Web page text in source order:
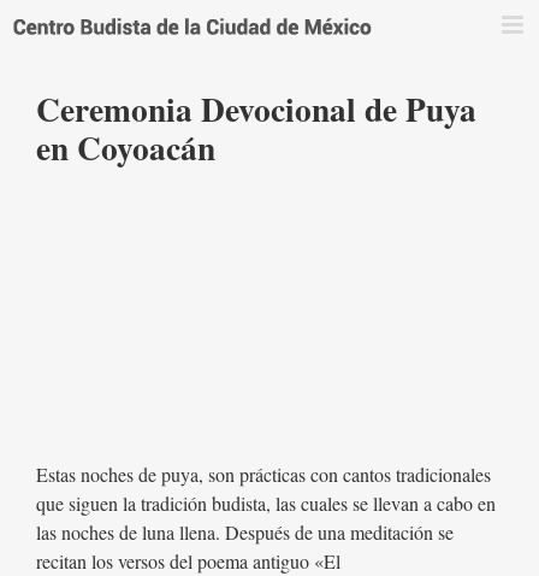
Ceremonia Devocional de Puya
en Coyoacán
Estas noches de puya, son prácticas con cantos tradicionales
que siguen la tradición budista, las cuales se llevan a cabo en
las noches de luna llena. Después de una meditación se
recitan los versos del poema antiguo «El